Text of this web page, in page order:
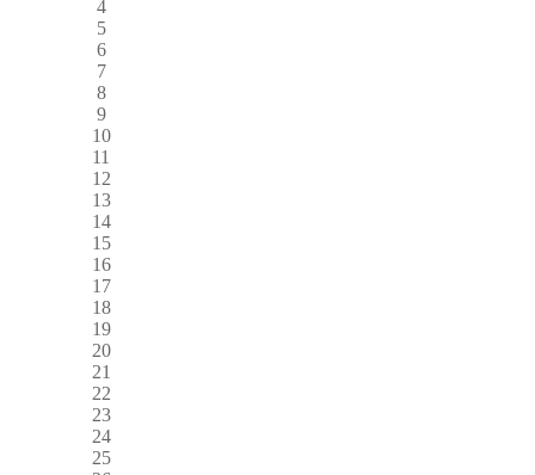
4
5
6
7
8
9
10
11
12
13
14
15
16
17
18
19
20
21
22
23
24
25